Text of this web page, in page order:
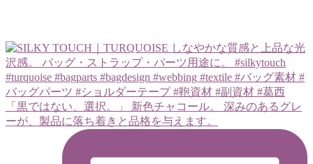
「黒ではない、選択。」 新色チャコール。 深みのあるグレ
ーが、製品に落ち着きと品格を与えます。